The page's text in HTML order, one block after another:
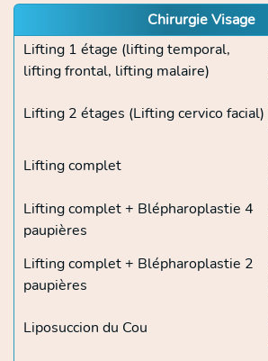
Chirurgie Visage
Lifting 1 étage (lifting temporal,
lifting frontal, lifting malaire)
Lifting 2 étages (Lifting cervico facial)
Lifting complet
Lifting complet + Blépharoplastie 4
paupières
Lifting complet + Blépharoplastie 2
paupières
Liposuccion du Cou